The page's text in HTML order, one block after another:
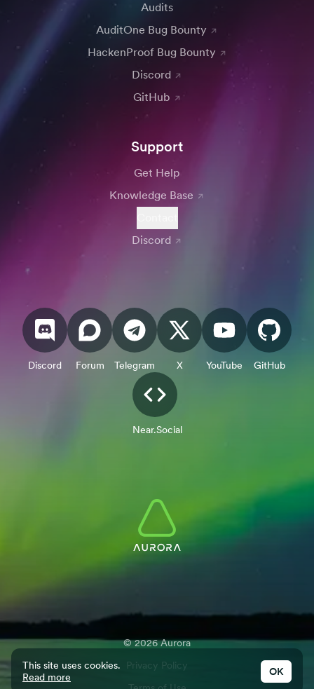
Audits
AuditOne Bug Bounty
HackenProof Bug Bounty
Discord
GitHub
Support
Get Help
Knowledge Base
Discord
Discord Forum Telegram X YouTube GitHub
Near.Social
©2026Aurora
Privacy Policy
This site uses cookies.
Read more
OK